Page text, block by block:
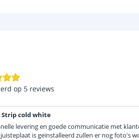
op 5 reviews
Strip cold white
levering en goede communicatie met
is geïnstalleerd zullen er nog foto's